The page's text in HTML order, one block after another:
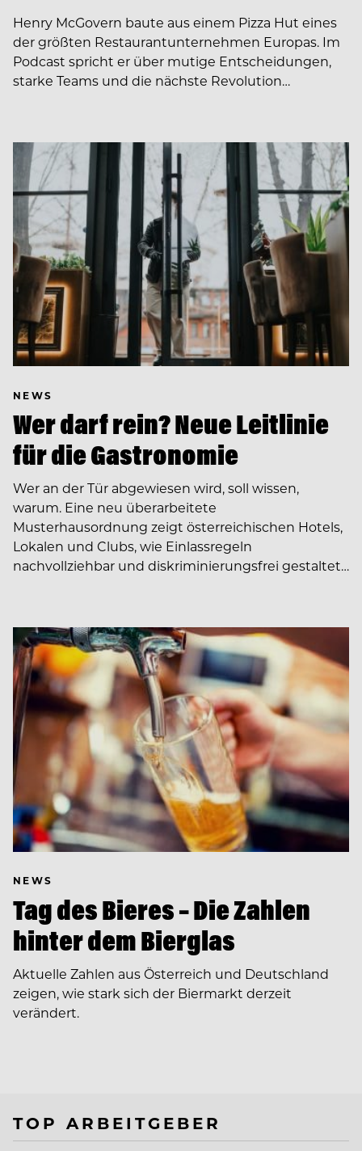
Henry McGovern baute aus einem Pizza Hut eines
der größten Restaurantunternehmen Europas. Im
Podcast spricht er über mutige Entscheidungen,
starke Teams und die nächste Revolution…
NEWS
Wer darf rein? Neue Leitlinie
für die Gastronomie
Wer an der Tür abgewiesen wird, soll wissen,
warum. Eine neu überarbeitete
Musterhausordnung zeigt österreichischen Hotels,
Lokalen und Clubs, wie Einlassregeln
nachvollziehbar und diskriminierungsfrei gestaltet…
NEWS
Tag des Bieres – Die Zahlen
hinter dem Bierglas
Aktuelle Zahlen aus Österreich und Deutschland
zeigen, wie stark sich der Biermarkt derzeit
verändert.
TOP ARBEITGEBER